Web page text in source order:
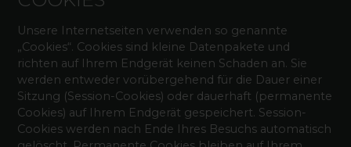
Unsere Internetseiten verwenden so genannte
„Cookies“. Cookies sind kleine Datenpakete und
richten auf Ihrem Endgerät keinen Schaden an. Sie
werden entweder vorübergehend für die Dauer einer
Sitzung (Session-Cookies) oder dauerhaft (permanente
Cookies) auf Ihrem Endgerät gespeichert. Session-
Cookies werden nach Ende Ihres Besuchs automatisch